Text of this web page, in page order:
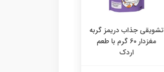
تشویقی جذاب دریمز گربه
مغزدار ۶۰ گرم با طعم
اردک